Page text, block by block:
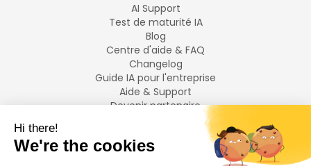
AI Support
Test de maturité IA
Blog
Centre d'aide & FAQ
Changelog
Guide IA pour l'entreprise
Aide & Support
Devenir partenaire
LANGUES